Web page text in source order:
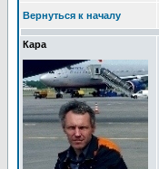
Вернуться к началу
Кара